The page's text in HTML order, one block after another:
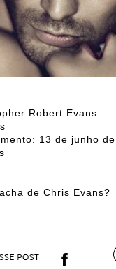
Robert Evans
13 de junho de
de Chris Evans?